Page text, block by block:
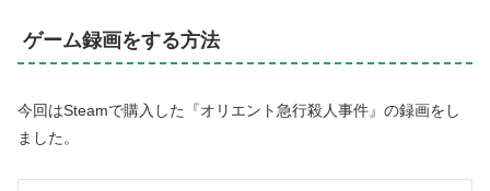
ゲーム録画をする方法
今回はSteamで購入した『オリエント急行殺人事件』の録画をし
ました。